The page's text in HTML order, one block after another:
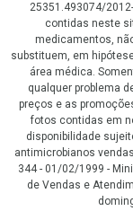
25351.493074/
contidas neste
medicamentos,
substituem, em
área médica.
qualquer problema
preços e as
fotos contidas em
disponibilidade
antimicrobianos
344 - 01/02/1999 -
de Vendas e